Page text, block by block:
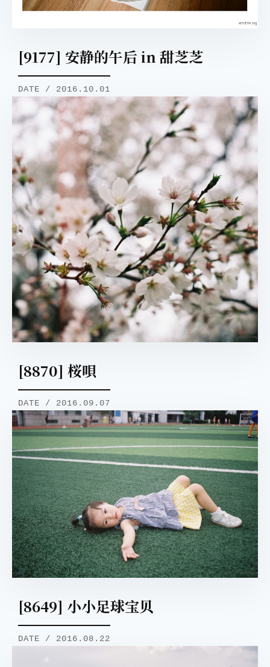
[9177] 安静的午后 in 甜芝芝
DATE / 2016.10.01
[8870] 桜唄
DATE / 2016.09.07
[8649] 小小足球宝贝
DATE / 2016.08.22